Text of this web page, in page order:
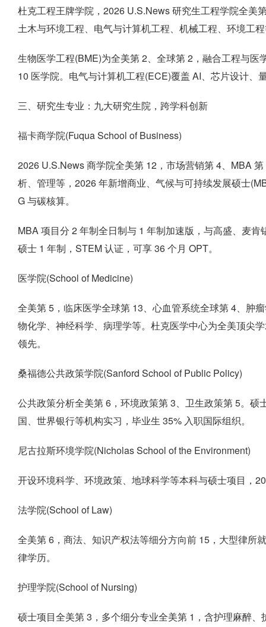
杜克工程王牌学院，2026 U.S.News 研究生工程学院全美
土木与环境工程、电气与计算机工程、机械工程、环境工
生物医学工程(BME)为全美第 2、全球第 2，融合工程与
10 医学院。电气与计算机工程(ECE)覆盖 AI、芯片设计、
三、研究生专业：九大研究生院，跨学科创新
福卡商学院(Fuqua School of Business)
2026 U.S.News 商学院全美第 12，市场营销第 4、MBA
析、管理等，2026 年新增商业、气候与可持续发展硕士
G 与碳核算。
MBA 项目分 2 年制全日制与 1 年制加速版，与高盛、麦
硕士 1 年制，STEM 认证，可享 36 个月 OPT。
医学院(School of Medicine)
全美第 5，临床医学全球第 13、心血管系统全球第 4、肿
物化学、神经科学、病理学等。杜克医学中心为全美顶尖
领先。
桑福德公共政策学院(Sanford School of Public Policy)
公共政策分析全美第 6，环境政策第 3、卫生政策第 5。
国、世界银行等机构实习，毕业生 35% 入职国际组织。
尼古拉斯环境学院(Nicholas School of the Environment)
开设环境科学、环境政策、地球科学等本科与硕士项目，
法学院(School of Law)
全美第 6，商法、知识产权法等细分方向前 15，大型律所
律学历。
护理学院(School of Nursing)
硕士项目全美第 3，多个细分专业全美第 1，含护理麻醉